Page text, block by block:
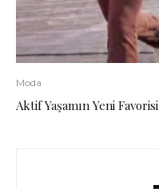
Moda
Aktif Yaşamın Yeni Favorisi